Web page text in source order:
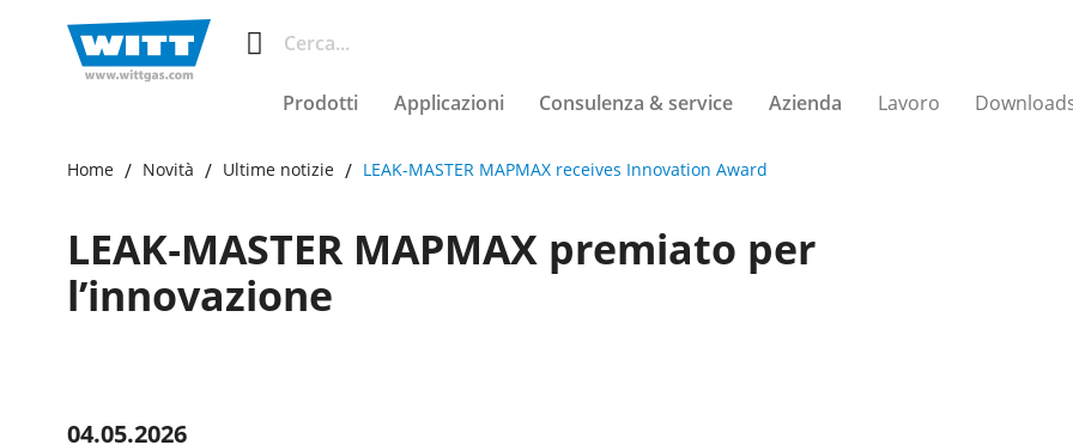
Prodotti Applicazioni Consulenza & service Azienda Lavoro
Home Novità Ultime notizie LEAK-MASTER MAPMAX receives Innovation Award
LEAK‑MASTER MAPMAX premiato per
l’innovazione
04.05.2026